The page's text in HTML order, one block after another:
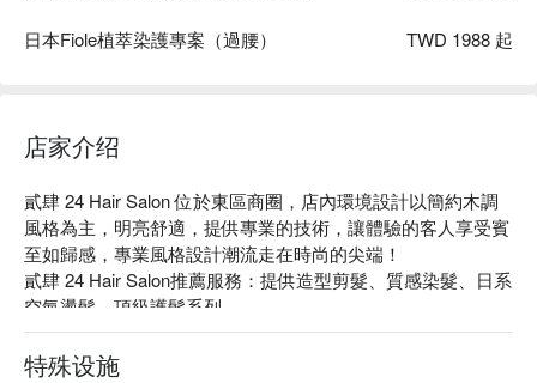
日本Fiole植萃染護專案（過腰） TWD 1988 起
店家介绍
貳肆 24 Hair Salon 位於東區商圈，店內環境設計以簡約木調
風格為主，明亮舒適，提供專業的技術，讓體驗的客人享受賓
至如歸感，專業風格設計潮流走在時尚的尖端！
貳肆 24 Hair Salon推薦服務：提供造型剪髮、質感染髮、日系
空氣燙髮、頂級護髮系列。
貳肆 24 Hair Salon評價：4.9 星好評不斷！
貳肆 24 Hair Salon預約、貳肆 24 Hair Salon價格立刻查看 ⬇️
特殊设施